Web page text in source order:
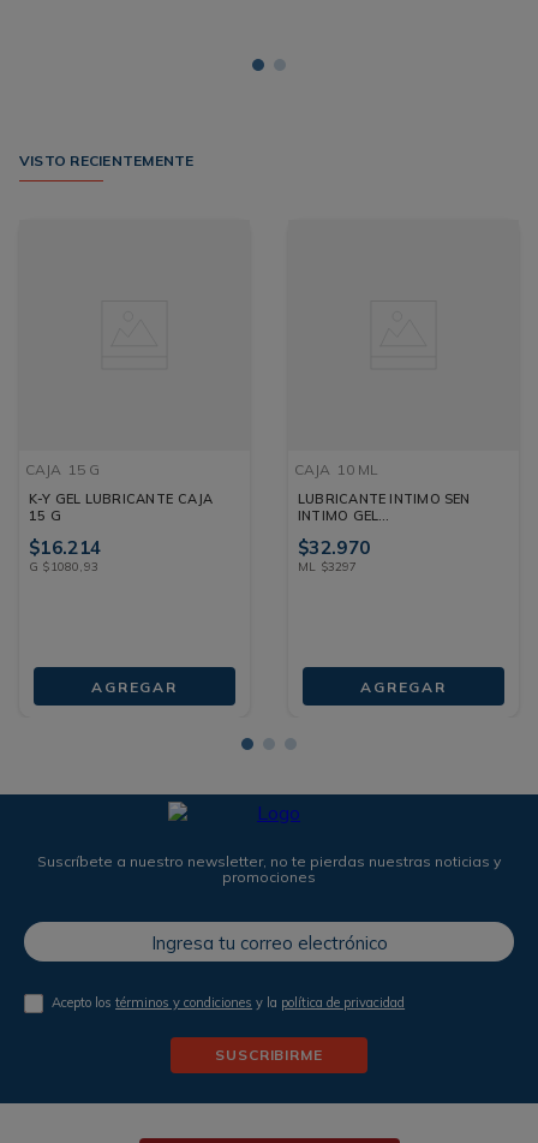
VISTO RECIENTEMENTE
CAJA 15 G
K-Y GEL LUBRICANTE CAJA
15 G
$16.214
G $1080,93
AGREGAR
CAJA 10 ML
LUBRICANTE INTIMO SEN
INTIMO GEL
ML
$32.970
ML $3297
AGREGAR
Suscríbete a nuestro newsletter, no te pierdas nuestras noticias y
promociones
Acepto lostérminos y condiciones y la política de privacidad
SUSCRIBIRME